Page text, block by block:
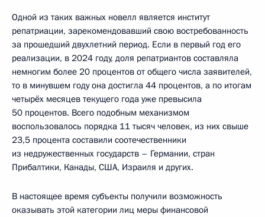
Одной из таких важных новелл является институт
репатриации, зарекомендовавший свою востребованность
за прошедший двухлетний период. Если в первый год его
реализации, в 2024 году, доля репатриантов составляла
немногим более 20 процентов от общего числа заявителей,
то в минувшем году она достигла 44 процентов, а по итогам
четырёх месяцев текущего года уже превысила
50 процентов. Всего подобным механизмом
воспользовалось порядка 11 тысяч человек, из них свыше
23,5 процента составили соотечественники
из недружественных государств – Германии, стран
Прибалтики, Канады, США, Израиля и других.
В настоящее время субъекты получили возможность
оказывать этой категории лиц меры финансовой